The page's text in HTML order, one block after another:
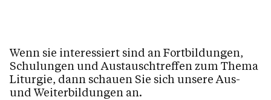
Wenn sie interessiert sind an Fortbildungen,
Schulungen und Austauschtreffen zum Thema
Liturgie, dann schauen Sie sich unsere Aus-
und Weiterbildungen an.